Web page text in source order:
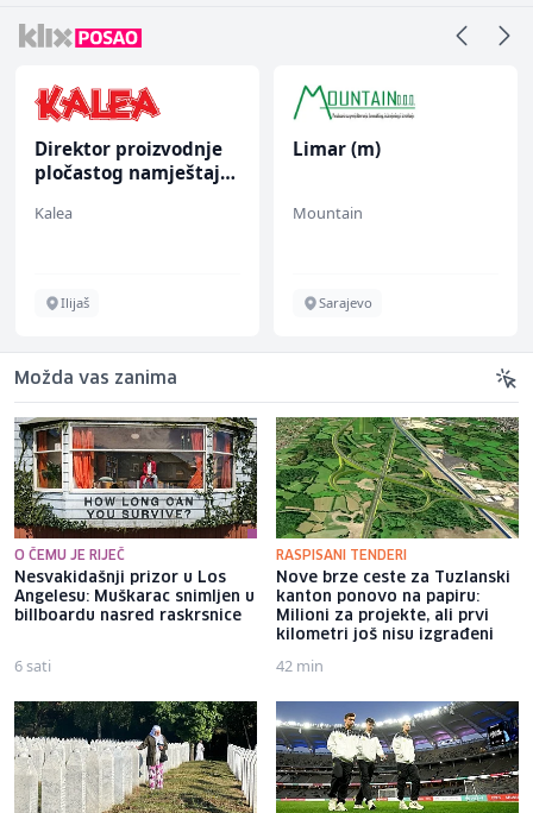
Direktor proizvodnje
pločastog namještaja
Kalea
Ilijaš
Limar (m)
Mountain
Sarajevo
Možda vas zanima
O ČEMU JE RIJEČ
Nesvakidašnji prizor u Los
Angelesu: Muškarac snimljen u
billboardu nasred raskrsnice
6 sati
RASPISANI TENDERI
Nove brze ceste za Tuzlanski
kanton ponovo na papiru:
Milioni za projekte, ali prvi
kilometri još nisu izgrađeni
42 min